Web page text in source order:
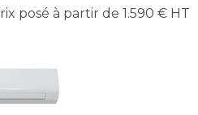
posé à partir de 1.590 € HT